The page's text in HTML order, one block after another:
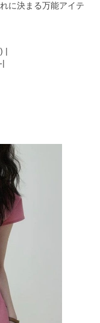
に決まる万能アイテ
|
|